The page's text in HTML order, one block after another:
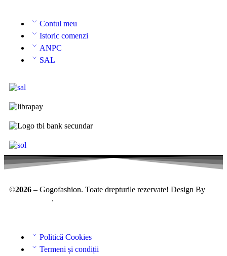
Contul meu
Istoric comenzi
ANPC
SAL
©2026 – Gogofashion. Toate drepturile rezervate! Design By
.
Politică Cookies
Termeni și condiții